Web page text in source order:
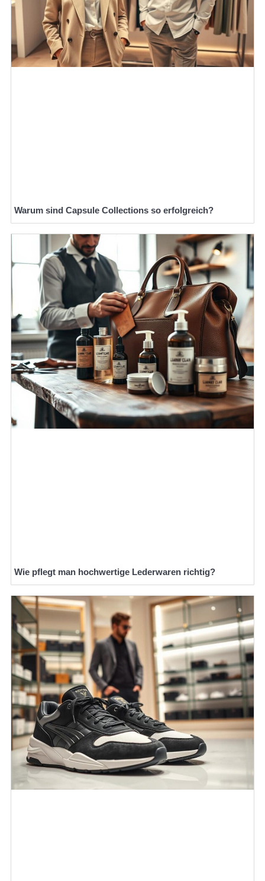
Warum sind Capsule Collections so erfolgreich?
Wie pflegt man hochwertige Lederwaren richtig?